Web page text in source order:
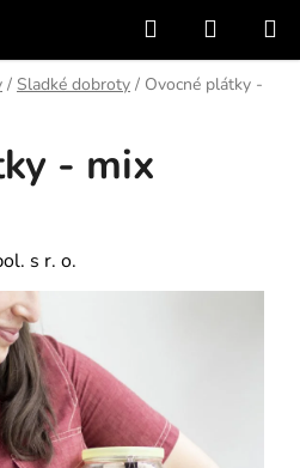
Hledat
KOŠÍK
/ Sladké dobroty / Ovocné plátky -
- mix
s r. o.